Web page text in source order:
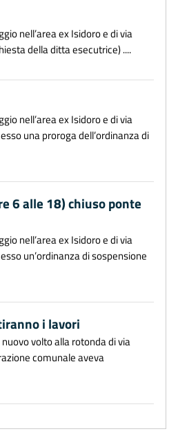
nell’area ex Isidoro e di via
della ditta esecutrice) ....
nell’area ex Isidoro e di via
una proroga dell’ordinanza di
6 alle 18) chiuso ponte
nell’area ex Isidoro e di via
un’ordinanza di sospensione
i lavori
volto alla rotonda di via
comunale aveva